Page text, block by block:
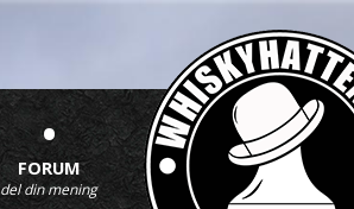
•
FORUM
del din mening